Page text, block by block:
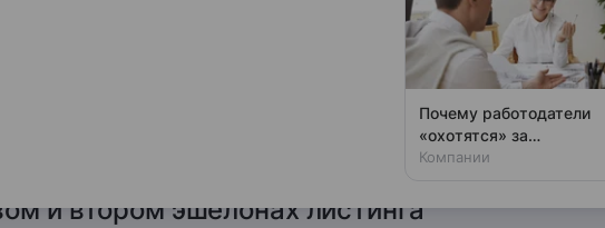
критерии к структуре
годовых отчетов. Нововведения
информации для компаний,
и втором эшелонах листинга
Почему работодатели
«охотятся» за
вчерашними студентами
Компании